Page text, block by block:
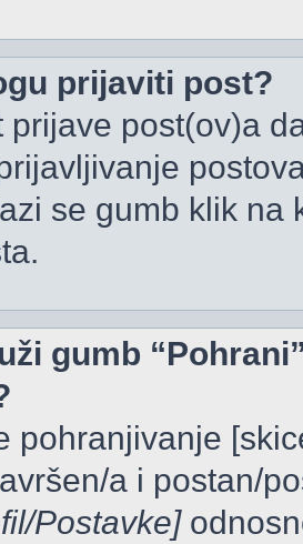
prijaviti post?
prijave post(ov)a
se gumb klik na
gumb
pohranjivanje
a i postan/
Postavke]